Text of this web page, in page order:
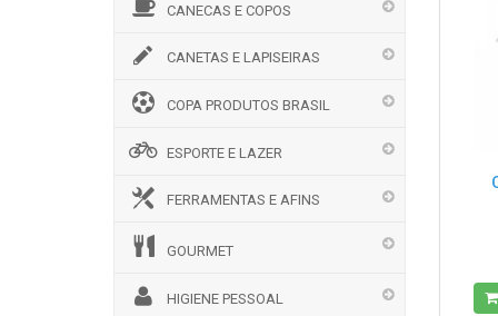
CANECAS E COPOS
CANETAS E LAPISEIRAS
COPA PRODUTOS BRASIL
ESPORTE E LAZER
FERRAMENTAS E AFINS
GOURMET
HIGIENE PESSOAL